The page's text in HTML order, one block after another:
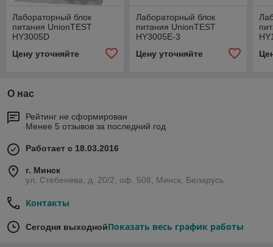
Лабораторный блок
питания UnionTEST
HY3005D
Цену уточняйте
Лабораторный блок
питания UnionTEST
HY3005E-3
Цену уточняйте
О нас
Рейтинг не сформирован
Менее 5 отзывов за последний год
Работает с 18.03.2016
г. Минск
ул. Стебенева, д. 20/2, оф. 508, Минск, Беларусь
Контакты
Сегодня выходнойПоказать весь график работы